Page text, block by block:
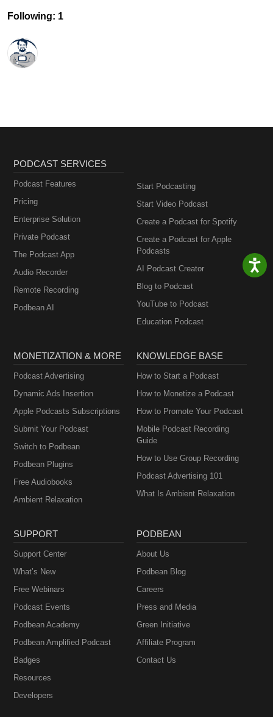
Following: 1
PODCAST SERVICES
Podcast Features
Pricing
Enterprise Solution
Private Podcast
The Podcast App
Audio Recorder
Remote Recording
Podbean AI
Start Podcasting
Start Video Podcast
Create a Podcast for Spotify
Create a Podcast for Apple
Podcasts
AI Podcast Creator
Blog to Podcast
YouTube to Podcast
Education Podcast
MONETIZATION & MORE
Podcast Advertising
Dynamic Ads Insertion
Apple Podcasts Subscriptions
Submit Your Podcast
Switch to Podbean
Podbean Plugins
Free Audiobooks
Ambient Relaxation
KNOWLEDGE BASE
How to Start a Podcast
How to Monetize a Podcast
How to Promote Your Podcast
Mobile Podcast Recording
Guide
How to Use Group Recording
Podcast Advertising 101
What Is Ambient Relaxation
SUPPORT
Support Center
What’s New
Free Webinars
Podcast Events
Podbean Academy
Podbean Amplified Podcast
Badges
Resources
Developers
PODBEAN
About Us
Podbean Blog
Careers
Press and Media
Green Initiative
Affiliate Program
Contact Us